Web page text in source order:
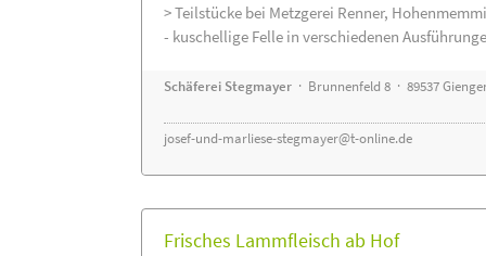
> Teilstücke bei Metzgerei Renner,
- kuschellige Felle in verschiedenen
Schäferei Stegmayer · Brunnenfeld 8 · 89537
josef-und-marliese-stegmayer@t-online.de
Frisches Lammfleisch ab Hof